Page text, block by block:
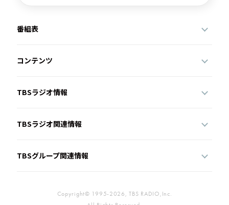
番組表
コンテンツ
TBSラジオ情報
TBSラジオ関連情報
TBSグループ関連情報
Copyright© 1995-2026, TBS RADIO,Inc.